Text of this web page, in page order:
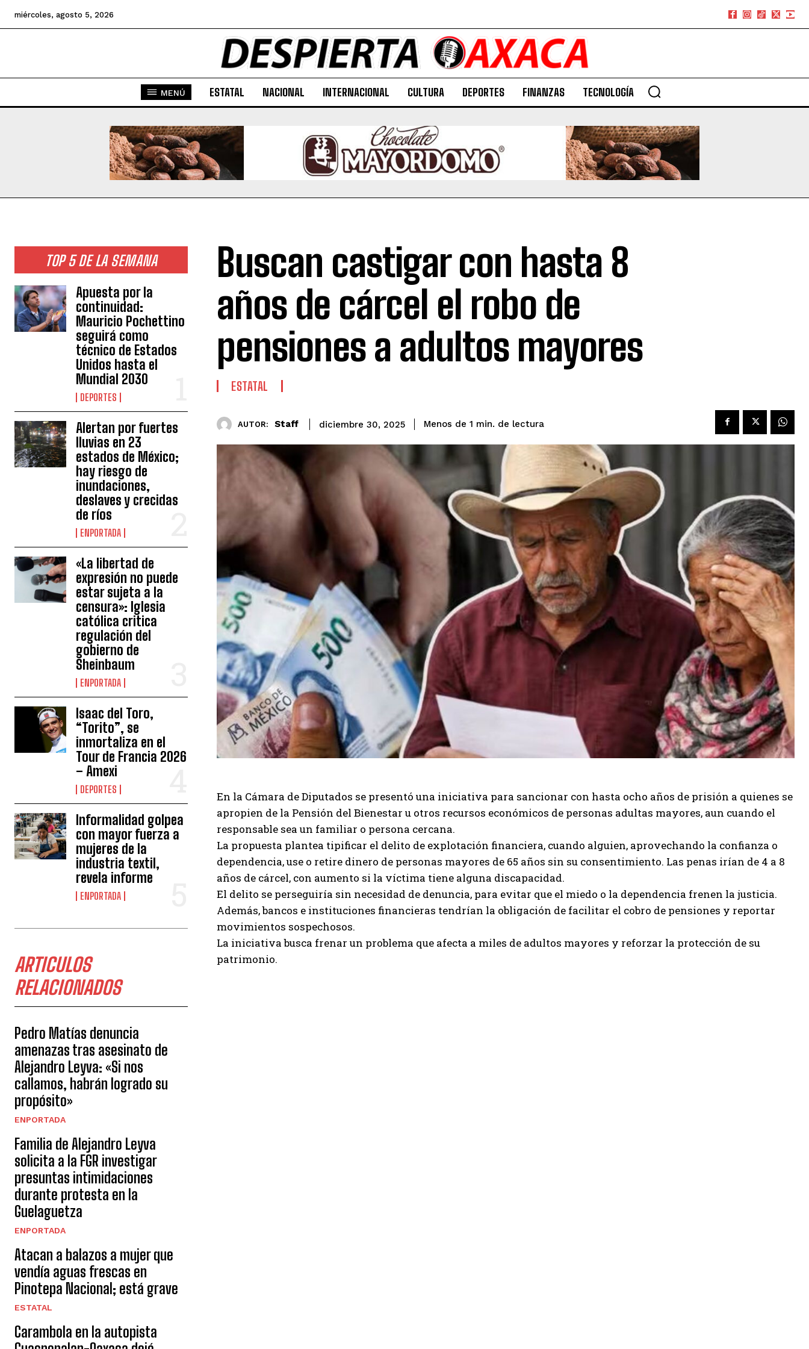
miércoles, agosto 5, 2026
MENÚ ESTATAL NACIONAL INTERNACIONAL CULTURA DEPORTES FINANZAS TECNOLOGÍA
TOP 5 DE LA SEMANA
Apuesta por la
continuidad:
Mauricio Pochettino
seguirá como
técnico de Estados
Unidos hasta el
Mundial 2030
DEPORTES
Alertan por fuertes
lluvias en 23
estados de México;
hay riesgo de
inundaciones,
deslaves y crecidas
de ríos
ENPORTADA
«La libertad de
expresión no puede
estar sujeta a la
censura»: Iglesia
católica critica
regulación del
gobierno de
Sheinbaum
ENPORTADA
Isaac del Toro,
“Torito”, se
inmortaliza en el
Tour de Francia 2026
– Amexi
DEPORTES
Informalidad golpea
con mayor fuerza a
mujeres de la
industria textil,
revela informe
ENPORTADA
ARTICULOS
RELACIONADOS
Pedro Matías denuncia
amenazas tras asesinato de
Alejandro Leyva: «Si nos
callamos, habrán logrado su
propósito»
ENPORTADA
Familia de Alejandro Leyva
solicita a la FGR investigar
presuntas intimidaciones
durante protesta en la
Guelaguetza
ENPORTADA
Atacan a balazos a mujer que
vendía aguas frescas en
Pinotepa Nacional; está grave
ESTATAL
Carambola en la autopista
Buscan castigar con hasta 8
años de cárcel el robo de
pensiones a adultos mayores
ESTATAL
AUTOR: Staff diciembre 30, 2025 Menos de 1 min. de lectura
En la Cámara de Diputados se presentó una iniciativa para sancionar con hasta ocho años de prisión a quienes se
apropien de la Pensión del Bienestar u otros recursos económicos de personas adultas mayores, aun cuando el
responsable sea un familiar o persona cercana.
La propuesta plantea tipificar el delito de explotación financiera, cuando alguien, aprovechando la confianza o
dependencia, use o retire dinero de personas mayores de 65 años sin su consentimiento. Las penas irían de 4 a 8
años de cárcel, con aumento si la víctima tiene alguna discapacidad.
El delito se perseguiría sin necesidad de denuncia, para evitar que el miedo o la dependencia frenen la justicia.
Además, bancos e instituciones financieras tendrían la obligación de facilitar el cobro de pensiones y reportar
movimientos sospechosos.
La iniciativa busca frenar un problema que afecta a miles de adultos mayores y reforzar la protección de su
patrimonio.